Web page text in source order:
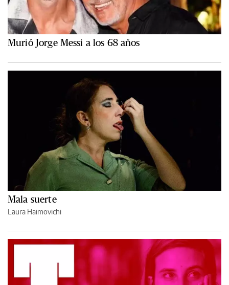
Murió Jorge Messi a los 68 años
Mala suerte
Laura Haimovichi